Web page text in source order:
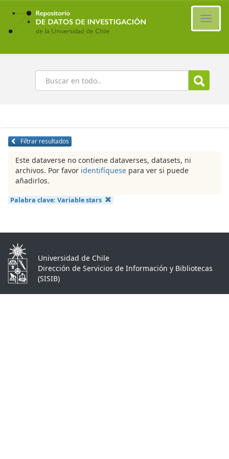
Ir
contenido
principal
Buscar
Filtrar resultados
Este dataverse no contiene dataverses, datasets, ni
archivos. Por favor identifíquese para ver si puede
añadirlos.
Palabra clave: Variable stars
Universidad de Chile
Dirección de Servicios de Información y Bibliotecas
(SISIB)